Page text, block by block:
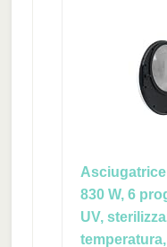
830 W, 6
UV,